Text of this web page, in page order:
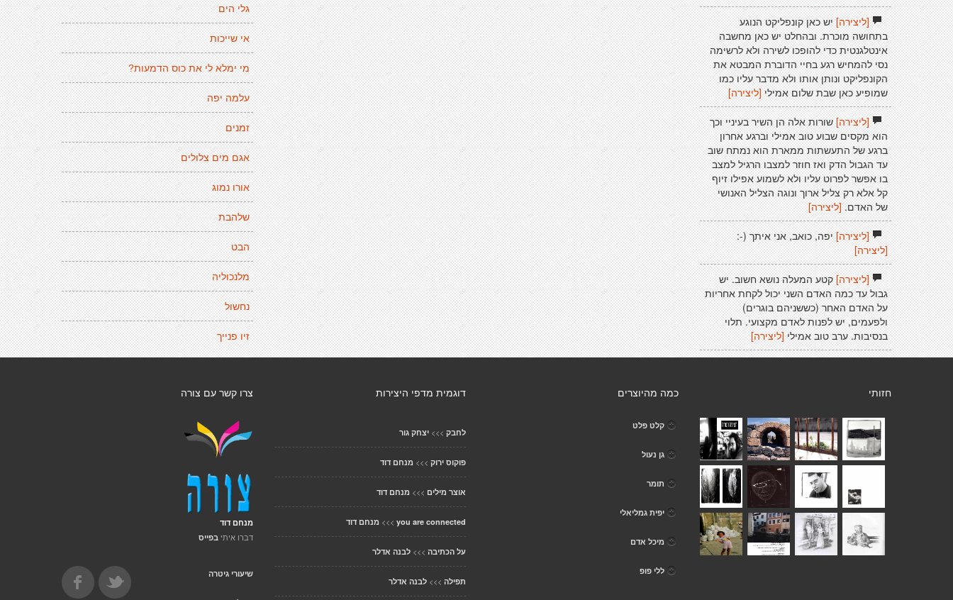
גלי הים
אי שייכות
מי ימלא לי את כוס הדמעות?
עלמה יפה
זמנים
אגם מים צלולים
אורו נמוג
שלהבת
הבט
מלנכוליה
נחשול
זיו פנייך
[ליצירה]יש כאן קונפליקט הנוגע
בתחושה מוכרת. ובהחלט יש כאן מחשבה
אינטלגנטית כדי להופכו לשירה ולא לרשימה
נסי להמחיש רגע בחיי הדוברת המבטא את
הקונפליקט ונותן אותו ולא מדבר עליו כמו
שמופיע כאן שבת שלום אמילי [ליצירה]
[ליצירה]שורות אלה הן השיר בעיניי וכך
הוא מקסים שבוע טוב אמילי וברגע אחרון
ברגע של התעשתות ממארת הוא נמתח שוב
עד הגבול הדק ואז חוזר למצבו הרגיל למצב
בו אפשר לפרוט עליו ולא לשמוע אפילו זיוף
קל אלא רק צליל ארוך ונוגה הצליל האנושי
של האדם.[ליצירה]
[ליצירה]יפה, כואב, אני איתך (-:
[ליצירה]
[ליצירה]קטע המעלה נושא חשוב. יש
גבול עד כמה האדם השני יכול לקחת אחריות
על האדם האחר (כששניהם בוגרים)
ולפעמים, יש לפנות לאדם מקצועי. תלוי
בנסיבות. ערב טוב אמילי [ליצירה]
צרו קשר עם צורה
מנחם דוד
דברו איתי בפייס
שיעורי גיטרה
דוגמית מדפי היצירות
לחבק >>> יצחק גור
פוקוס ירוק >>> מנחם דוד
אוצר מילים >>> מנחם דוד
you are connected
>>> מנחם דוד
על הכתיבה >>> לבנה אדלר
תפילה >>> לבנה אדלר
כמה מהיוצרים
קלט פלט
גן נעול
תומר
יפית גמליאלי
מיכל אדם
ללי פופ
חזותי